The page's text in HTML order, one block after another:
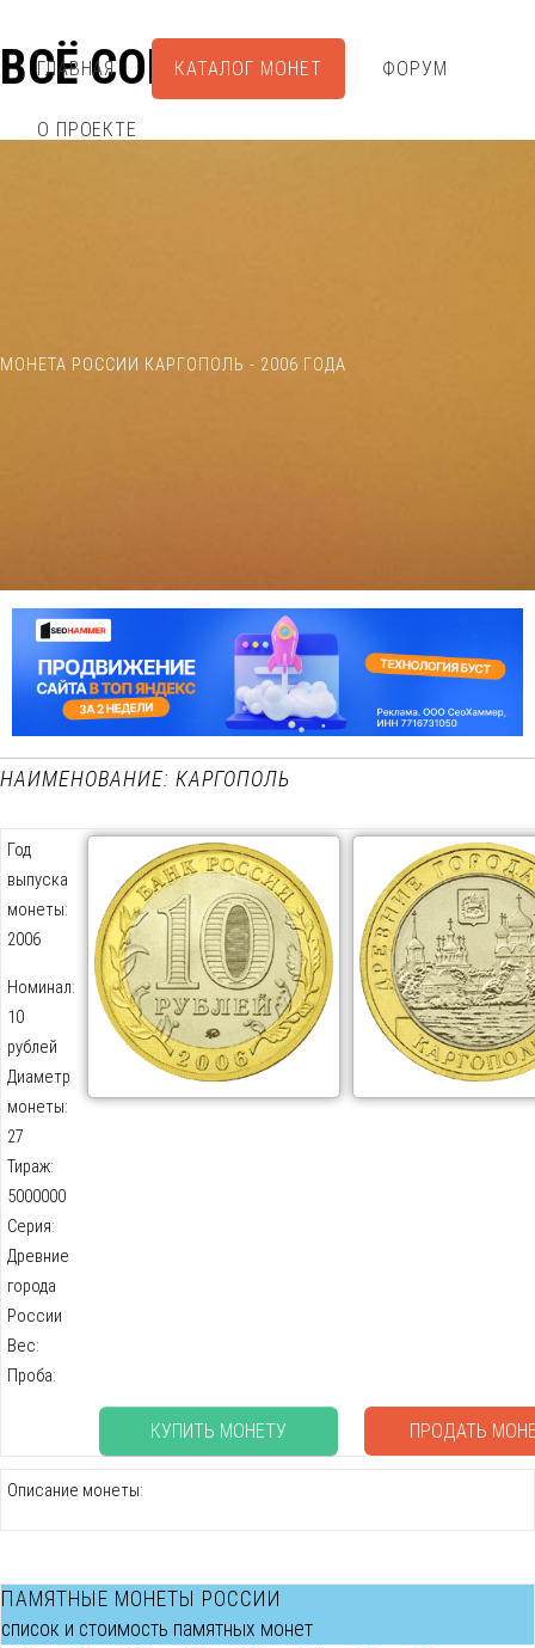
ВСЁ СОБРАЛ
ГЛАВНАЯ КАТАЛОГ МОНЕТ ФОРУМ
О ПРОЕКТЕ
МОНЕТА РОССИИ КАРГОПОЛЬ - 2006 ГОДА
НАИМЕНОВАНИЕ: КАРГОПОЛЬ
Год
выпуска
монеты:
2006
Номинал:
10
рублей
Диаметр
монеты:
27
Тираж:
5000000
Серия:
Древние
города
России
Вес:
Проба:
КУПИТЬ МОНЕТУ ПРОДАТЬ
Описание монеты:
ПАМЯТНЫЕ МОНЕТЫ РОССИИ
список и стоимость памятных монет